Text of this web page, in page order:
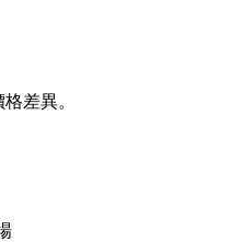
差異。